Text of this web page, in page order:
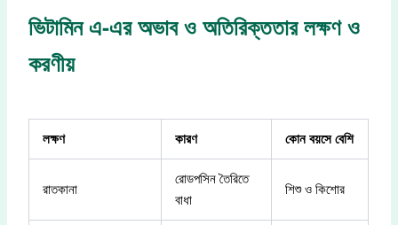
ভিটামিন এ-এর অভাব ও অতিরিক্ততার লক্ষণ ও
করণীয়
লক্ষণ কারণ কোন বয়সে বেশি
রাতকানা
রোডপসিন তৈরিতে
বাধা
শিশু ও কিশোর